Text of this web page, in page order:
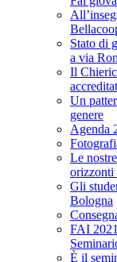
Stato di
a via
Il
Un
genere
Agenda
Le
orizzonti
Gli
Bologna
FAI
È il